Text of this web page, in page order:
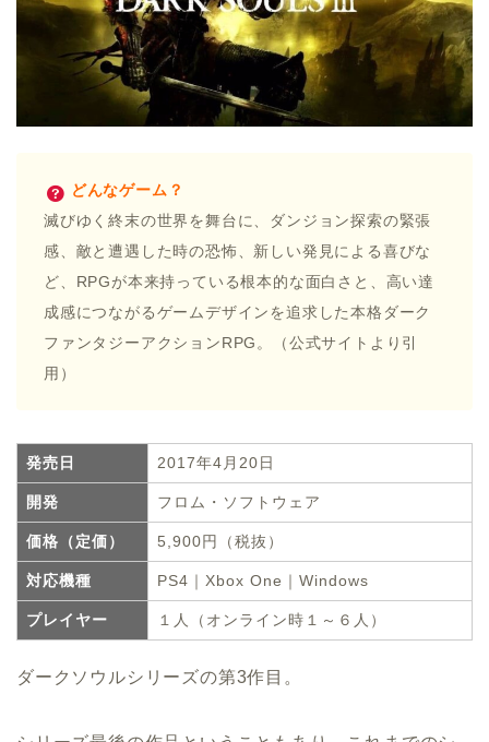
どんなゲーム？
滅びゆく終末の世界を舞台に、ダンジョン探索の緊張
感、敵と遭遇した時の恐怖、新しい発見による喜びな
ど、RPGが本来持っている根本的な面白さと、高い達
成感につながるゲームデザインを追求した本格ダーク
ファンタジーアクションRPG。（公式サイトより引
用）
発売日 2017年4月20日
開発 フロム・ソフトウェア
価格（定価） 5,900円（税抜）
対応機種 PS4｜Xbox One｜Windows
プレイヤー １人（オンライン時１～６人）
ダークソウルシリーズの第3作目。